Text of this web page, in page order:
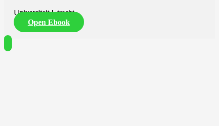
Universiteit Utrecht
Open Ebook